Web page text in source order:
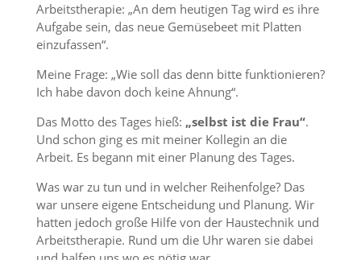
Arbeitstherapie: „An dem heutigen Tag wird es ihre
Aufgabe sein, das neue Gemüsebeet mit Platten
einzufassen“.
Meine Frage: „Wie soll das denn bitte funktionieren?
Ich habe davon doch keine Ahnung“.
Das Motto des Tages hieß: „selbst ist die Frau“.
Und schon ging es mit meiner Kollegin an die
Arbeit. Es begann mit einer Planung des Tages.
Was war zu tun und in welcher Reihenfolge? Das
war unsere eigene Entscheidung und Planung. Wir
hatten jedoch große Hilfe von der Haustechnik und
Arbeitstherapie. Rund um die Uhr waren sie dabei